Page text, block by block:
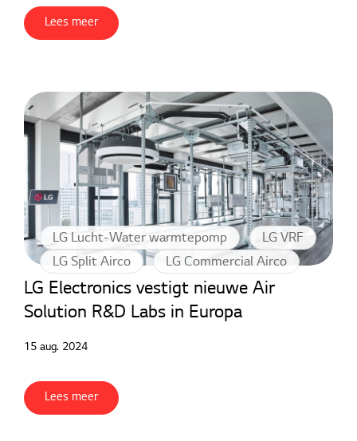
Lees meer
LG Lucht-Water warmtepomp
LG VRF
LG Split Airco
LG Commercial Airco
LG Electronics vestigt nieuwe Air
Solution R&D Labs in Europa
15 aug. 2024
Lees meer